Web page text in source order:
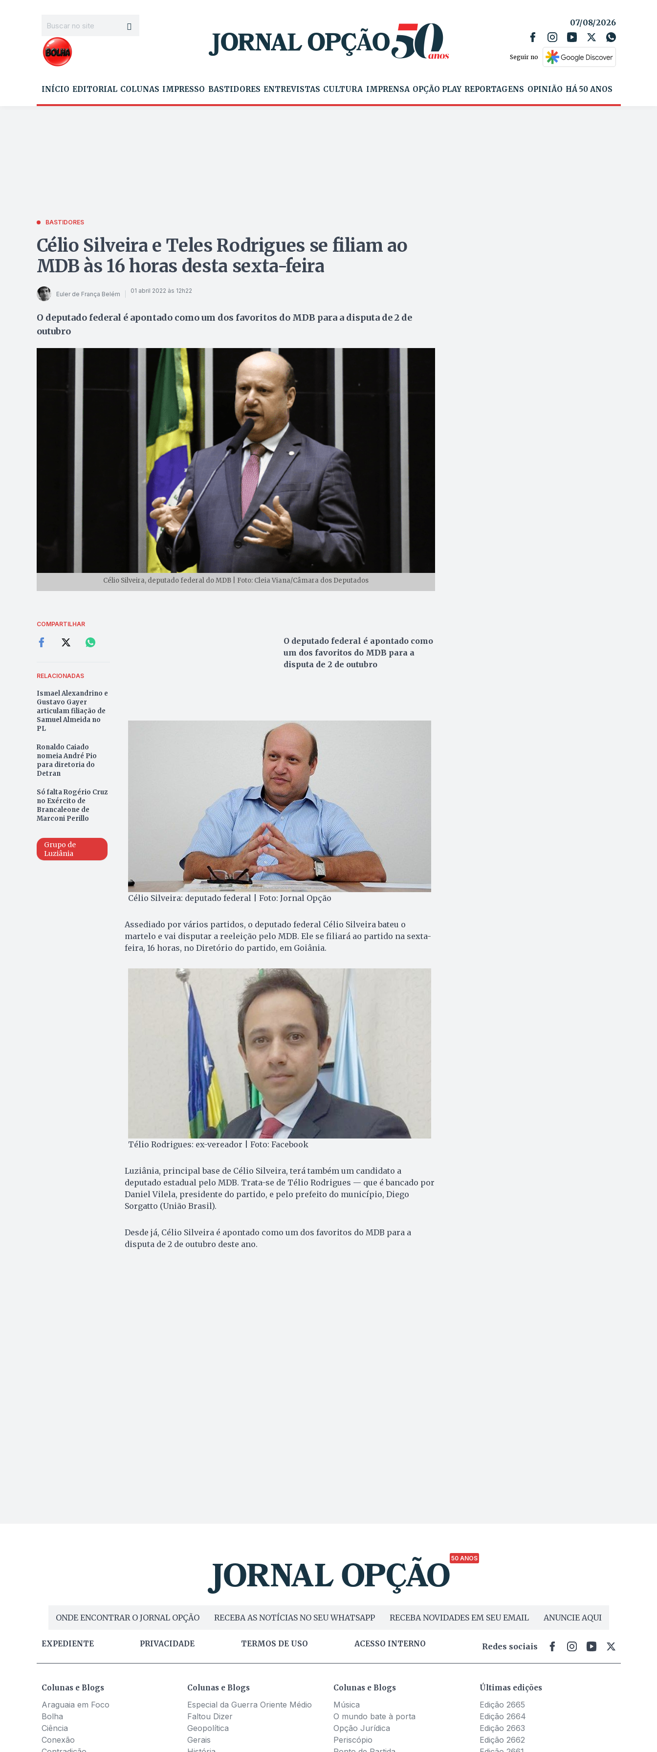
07/08/2026
Seguir no
INÍCIO EDITORIAL COLUNAS IMPRESSO BASTIDORES ENTREVISTAS CULTURA IMPRENSA OPÇÃO PLAY REPORTAGENS OPINIÃO HÁ 50 ANOS
BASTIDORES
Célio Silveira e Teles Rodrigues se filiam ao
MDB às 16 horas desta sexta-feira
Euler de França Belém 01 abril 2022 às 12h22
O deputado federal é apontado como um dos favoritos do MDB para a disputa de 2 de
outubro
Célio Silveira, deputado federal do MDB | Foto: Cleia Viana/Câmara dos Deputados
COMPARTILHAR
RELACIONADAS
Ismael Alexandrino e
Gustavo Gayer
articulam filiação de
Samuel Almeida no
PL
Ronaldo Caiado
nomeia André Pio
para diretoria do
Detran
Só falta Rogério Cruz
no Exército de
Brancaleone de
Marconi Perillo
Grupo de
Luziânia
O deputado federal é apontado como
um dos favoritos do MDB para a
disputa de 2 de outubro
Célio Silveira: deputado federal | Foto: Jornal Opção
Assediado por vários partidos, o deputado federal Célio Silveira bateu o
martelo e vai disputar a reeleição pelo MDB. Ele se filiará ao partido na sexta-
feira, 16 horas, no Diretório do partido, em Goiânia.
Télio Rodrigues: ex-vereador | Foto: Facebook
Luziânia, principal base de Célio Silveira, terá também um candidato a
deputado estadual pelo MDB. Trata-se de Télio Rodrigues — que é bancado por
Daniel Vilela, presidente do partido, e pelo prefeito do município, Diego
Sorgatto (União Brasil).
Desde já, Célio Silveira é apontado como um dos favoritos do MDB para a
disputa de 2 de outubro deste ano.
50 ANOS
ONDE ENCONTRAR O JORNAL OPÇÃO RECEBA AS NOTÍCIAS NO SEU WHATSAPP RECEBA NOVIDADES EM SEU EMAIL ANUNCIE AQUI
EXPEDIENTE PRIVACIDADE TERMOS DE USO ACESSO INTERNO Redes sociais
Colunas e Blogs
Araguaia em Foco
Bolha
Ciência
Conexão
Colunas e Blogs
Especial da Guerra Oriente Médio
Faltou Dizer
Geopolítica
Gerais
Colunas e Blogs
Música
O mundo bate à porta
Opção Jurídica
Periscópio
Últimas edições
Edição 2665
Edição 2664
Edição 2663
Edição 2662